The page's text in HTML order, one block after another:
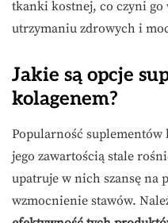
tkanki kostnej, co czyni go
utrzymaniu zdrowych i
Jakie są opcje
kolagenem?
Popularność
jego zawartością stale
upatruje w nich szansę na
wzmocnienie stawów.